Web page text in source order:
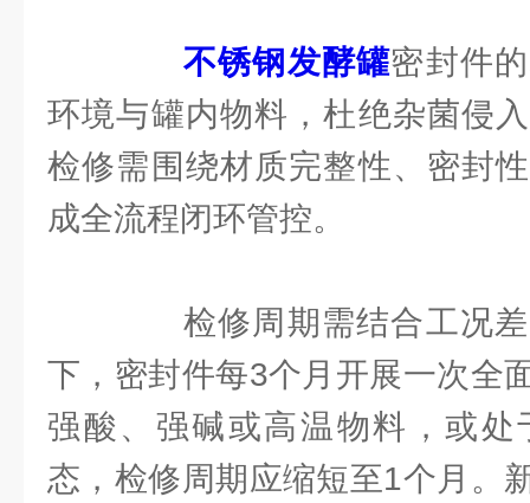
不锈钢发酵罐密封件
环境与罐内物料，杜绝杂菌侵
检修需围绕材质完整性、密封
成全流程闭环管控。
检修周期需结合工况差
下，密封件每3个月开展一次全
强酸、强碱或高温物料，或处
态，检修周期应缩短至1个月。